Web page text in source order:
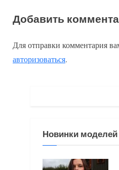
записям
д
д
у
Добавить
Для отправки комментария
авторизоваться.
Новинки моделей